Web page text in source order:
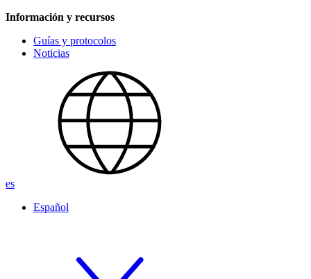
Información y recursos
Guías y protocolos
Noticias
es
Español